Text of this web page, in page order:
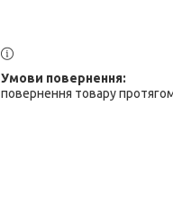
повернення товару